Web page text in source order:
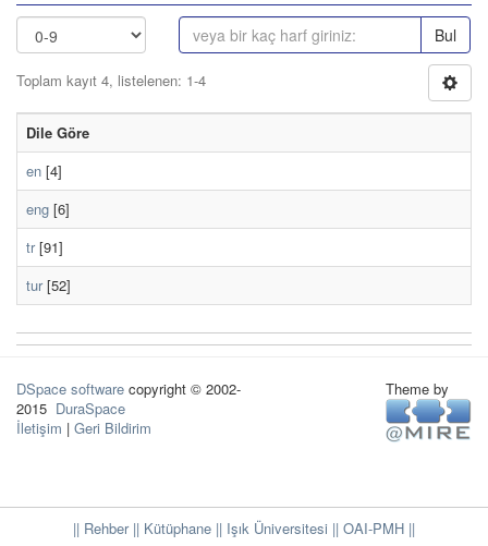
Bul
Toplam kayıt 4, listelenen: 1-4
Dile Göre
en [4]
eng [6]
tr[91]
tur[52]
DSpace software copyright © 2002-
2015 DuraSpace
İletişim | Geri Bildirim
Theme by
|| Rehber|| Kütüphane || Işık Üniversitesi || OAI-PMH ||